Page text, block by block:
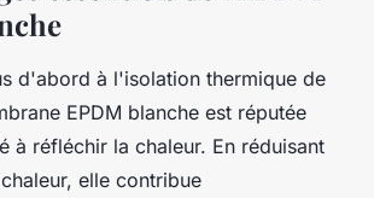
d'abord à l'isolation thermique de
EPDM blanche est réputée
à réfléchir la chaleur. En réduisant
elle contribue